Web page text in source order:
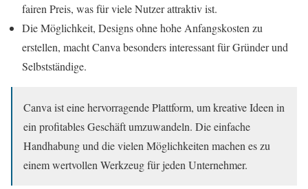
fairen Preis, was für viele Nutzer attraktiv ist.
Die Möglichkeit, Designs ohne hohe Anfangskosten zu
erstellen, macht Canva besonders interessant für Gründer und
Selbstständige.
Canva ist eine hervorragende Plattform, um kreative Ideen in
ein profitables Geschäft umzuwandeln. Die einfache
Handhabung und die vielen Möglichkeiten machen es zu
einem wertvollen Werkzeug für jeden Unternehmer.